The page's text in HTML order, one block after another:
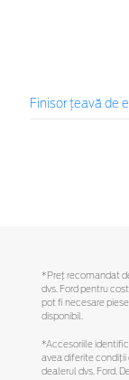
Finisor ţeavă de
*Preţ recomandat
dvs. Ford pentru
pot fi necesare
disponibil.
*Accesoriile
avea diferite condiții
dealerul dvs. Ford.